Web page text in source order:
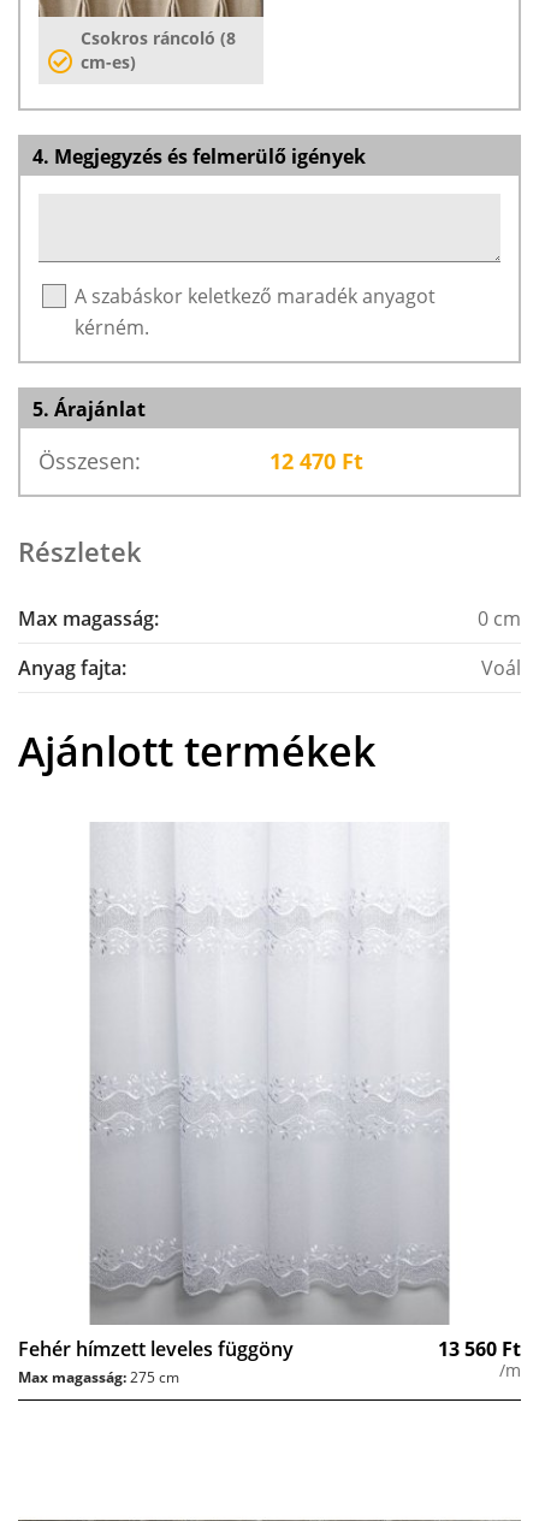
Csokros ráncoló (8
cm-es)
4. Megjegyzés és felmerülő igények
A szabáskor keletkező maradék anyagot
kérném.
5. Árajánlat
Összesen: 12 470 Ft
Részletek
Max magasság:
0 cm
Anyag fajta:
Voál
Ajánlott termékek
Fehér hímzett leveles függöny 13 560 Ft
/m
Max magasság:275 cm